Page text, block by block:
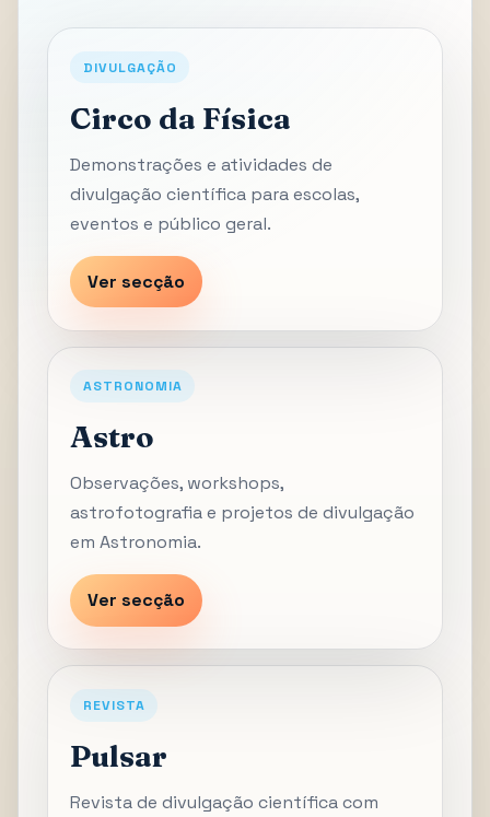
DIVULGAÇÃO
Circo da Física
Demonstrações e atividades de
divulgação científica para escolas,
eventos e público geral.
Ver secção
ASTRONOMIA
Astro
Observações, workshops,
astrofotografia e projetos de divulgação
em Astronomia.
Ver secção
REVISTA
Pulsar
Revista de divulgação científica com